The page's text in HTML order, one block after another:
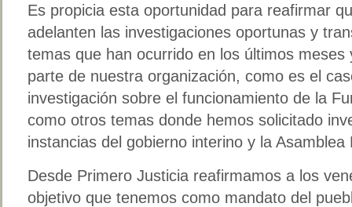
Es propicia esta oportunidad para reafirmar
adelanten las investigaciones oportunas y
temas que han ocurrido en los últimos
parte de nuestra organización, como es el
investigación sobre el funcionamiento de la
como otros temas donde hemos solicitado
instancias del gobierno interino y la Asamblea
Desde Primero Justicia reafirmamos a los
objetivo que tenemos como mandato del